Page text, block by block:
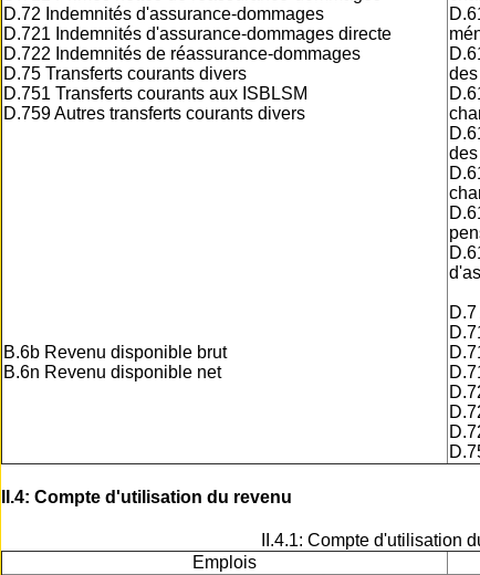
D.72 Indemnités d'assurance-dommages
D.721 Indemnités d'assurance-dommages directe
D.722 Indemnités de réassurance-dommages
D.75 Transferts courants divers
D.751 Transferts courants aux ISBLSM
D.759 Autres transferts courants divers
B.6b Revenu disponible brut
B.6n Revenu disponible net
II.4: Compte d'utilisation du revenu
II.4.1: Compte d'utilisation
Emplois